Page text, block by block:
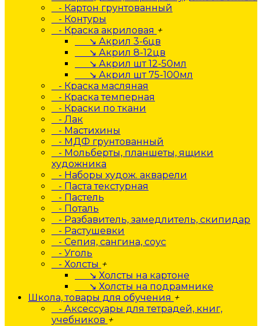
- Картон грунтованный
- Контуры
- Краска акриловая +
↘ Акрил 3-6цв
↘ Акрил 8-12цв
↘ Акрил шт 12-50мл
↘ Акрил шт 75-100мл
- Краска масляная
- Краска темперная
- Краски по ткани
- Лак
- Мастихины
- МДФ грунтованный
- Мольберты, планшеты, ящики
художника
- Наборы худож. акварели
- Паста текстурная
- Пастель
- Поталь
- Разбавитель, замедлитель, скипидар
- Растушевки
- Сепия, сангина, соус
- Уголь
- Холсты +
↘ Холсты на картоне
↘ Холсты на подрамнике
Школа, товары для обучения +
- Аксессуары для тетрадей, книг,
учебников +